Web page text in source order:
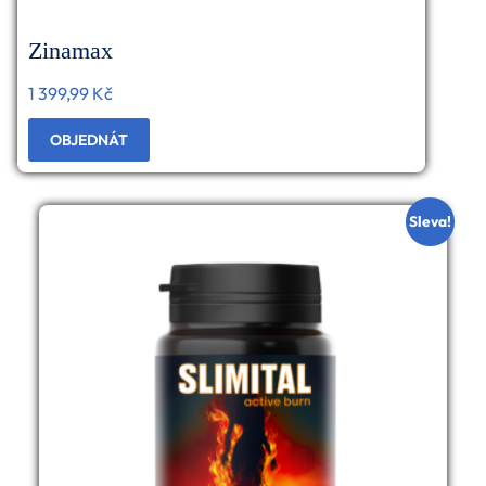
Zinamax
1 399,99 Kč
OBJEDNÁT
Sleva!